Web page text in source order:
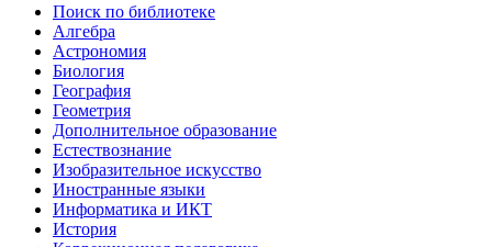
Поиск по библиотеке
Алгебра
Астрономия
Биология
География
Геометрия
Дополнительное образование
Естествознание
Изобразительное искусство
Иностранные языки
Информатика и ИКТ
История